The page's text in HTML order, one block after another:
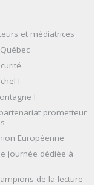
et médiatrices
!
!
prometteur
Européenne
journée dédiée à
de la lecture